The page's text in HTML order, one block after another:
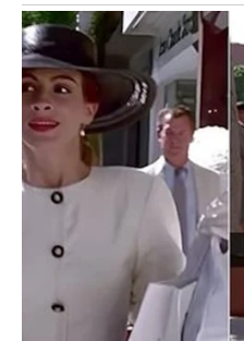
Na kraju, on je shvatio da
izgovaramo. Prava ljubav
poštovanje. Sada, kada su
želio samo da zna da je
To je bio njegov put,
je pred njim izazov da
postane bolja osoba i da
ravnotežu.
Ova priča nas uči važnu
odgovornosti. Ponekad,